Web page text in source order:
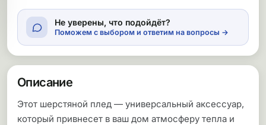
Не уверены, что подойдёт?
Поможем с выбором и ответим на вопросы →
Описание
Этот шерстяной плед — универсальный аксессуар,
который привнесет в ваш дом атмосферу тепла и